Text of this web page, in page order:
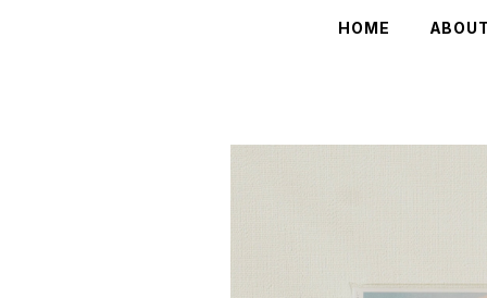
HOME